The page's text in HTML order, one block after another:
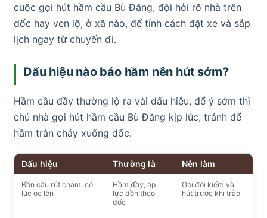
cuộc gọi hút hầm cầu Bù Đăng, đội hỏi rõ nhà trên
dốc hay ven lộ, ở xã nào, để tính cách đặt xe và sắp
lịch ngay từ chuyến đi.
Dấu hiệu nào báo hầm nên hút sớm?
Hầm cầu đầy thường lộ ra vài dấu hiệu, để ý sớm thì
chủ nhà gọi hút hầm cầu Bù Đăng kịp lúc, tránh để
hầm tràn chảy xuống dốc.
Dấu hiệu Thường là Nên làm
Bồn cầu rút chậm, có
lúc ọc lên
Hầm đầy, áp
lực dồn theo
dốc
Gọi đội kiểm và
hút trước khi trào